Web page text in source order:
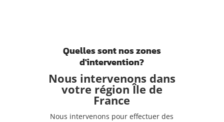
Quelles sont nos zones
d'intervention?
Nous intervenons dans
votre région Île de
France
Nous intervenons pour effectuer des